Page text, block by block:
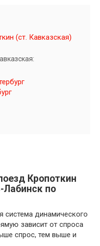
(ст. Кавказская)
Кропоткин
Лабинск по
система динамического
зависит от спроса
спрос, тем выше и